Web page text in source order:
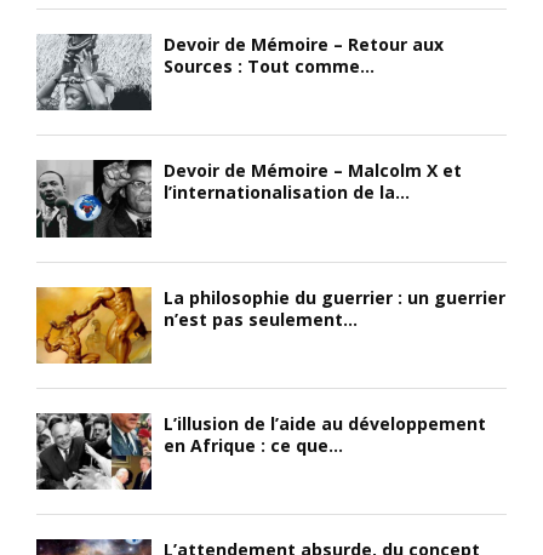
Devoir de Mémoire – Retour aux
Sources : Tout comme...
Devoir de Mémoire – Malcolm X et
l’internationalisation de la...
La philosophie du guerrier : un guerrier
n’est pas seulement...
L’illusion de l’aide au développement
en Afrique : ce que...
L’attendement absurde, du concept